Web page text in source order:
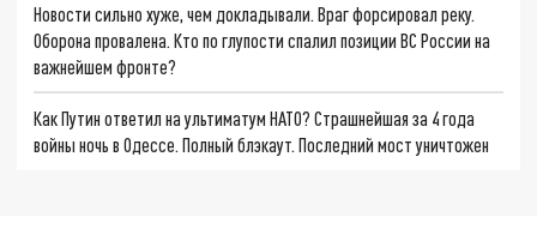
Новости сильно хуже, чем докладывали. Враг форсировал реку.
Оборона провалена. Кто по глупости спалил позиции ВС России на
важнейшем фронте?
Как Путин ответил на ультиматум НАТО? Страшнейшая за 4 года
войны ночь в Одессе. Полный блэкаут. Последний мост уничтожен